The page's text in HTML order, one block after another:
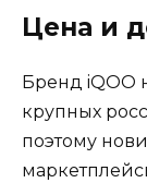
Цена и
Бренд iQOO
крупных
поэтому